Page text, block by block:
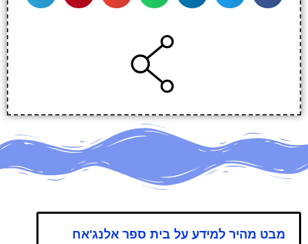
מבט מהיר למידע על בית ספר אלנג'אח